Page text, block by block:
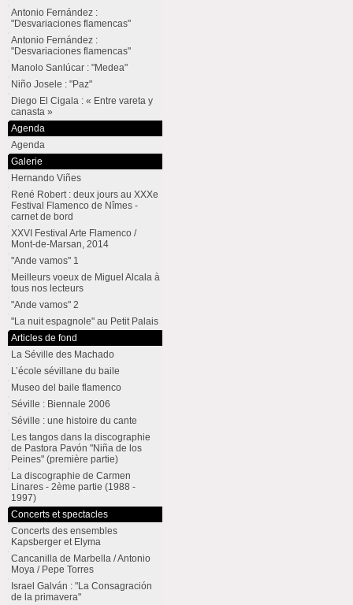
Antonio Fernández :
"Desvariaciones flamencas"
Antonio Fernández :
"Desvariaciones flamencas"
Manolo Sanlúcar : "Medea"
Niño Josele : "Paz"
Diego El Cigala : « Entre vareta y
canasta »
Agenda
Agenda
Galerie
Hernando Viñes
René Robert : deux jours au XXXe
Festival Flamenco de Nîmes -
carnet de bord
XXVI Festival Arte Flamenco /
Mont-de-Marsan, 2014
"Ande vamos" 1
Meilleurs voeux de Miguel Alcala à
tous nos lecteurs
"Ande vamos" 2
"La nuit espagnole" au Petit Palais
Articles de fond
La Séville des Machado
L’école sévillane du baile
Museo del baile flamenco
Séville : Biennale 2006
Séville : une histoire du cante
Les tangos dans la discographie
de Pastora Pavón "Niña de los
Peines" (première partie)
La discographie de Carmen
Linares - 2ème partie (1988 -
1997)
Concerts et spectacles
Concerts des ensembles
Kapsberger et Elyma
Cancanilla de Marbella / Antonio
Moya / Pepe Torres
Israel Galván : "La Consagración
de la primavera"